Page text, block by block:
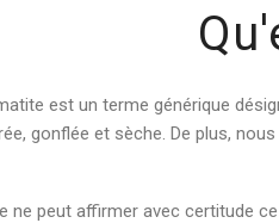
est un terme générique
gonflée et sèche. De plus,
ne peut affirmer avec certitude